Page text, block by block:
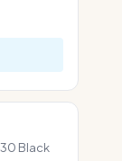
Black